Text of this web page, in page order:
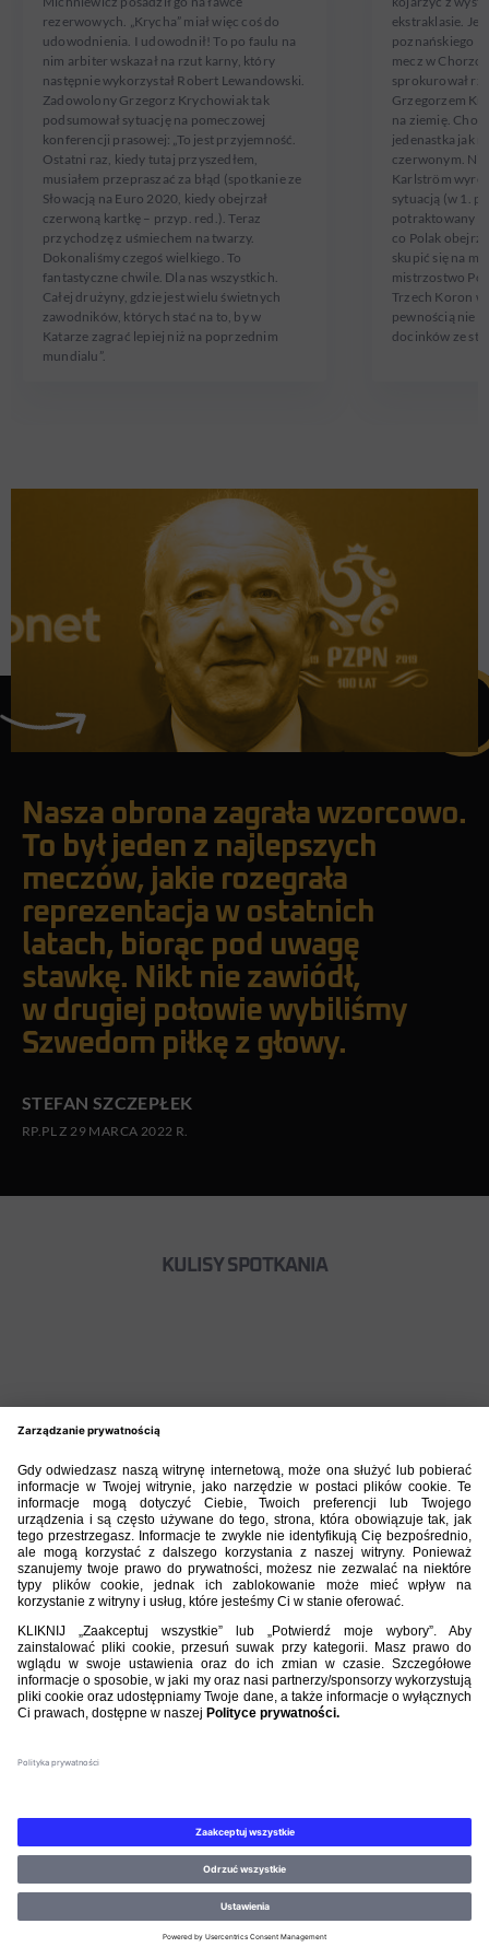
rezerwowych. „Krycha” miał więc coś do
udowodnienia. I udowodnił! To po faulu na
nim arbiter wskazał na rzut karny, który
następnie wykorzystał Robert Lewandowski.
Zadowolony Grzegorz Krychowiak tak
podsumował sytuację na pomeczowej
konferencji prasowej: „To jest przyjemność.
Ostatni raz, kiedy tutaj przyszedłem,
musiałem przepraszać za błąd (spotkanie ze
Słowacją na Euro 2020, kiedy obejrzał
czerwoną kartkę – przyp. red.). Teraz
przychodzę z uśmiechem na twarzy.
Dokonaliśmy czegoś wielkiego. To
fantastyczne chwile. Dla nas wszystkich.
Całej drużyny, gdzie jest wielu świetnych
zawodników, których stać na to, by w
Katarze zagrać lepiej niż na poprzednim
mundialu”.
ekstraklasie.
poznańskiego
mecz w
sprokurował
Grzegorzem
na ziemię.
jedenastka jak
czerwonym.
Karlström
sytuacją (w 1.
potraktowany
co Polak
skupić się na
mistrzostwo
Trzech Koron w
pewnością nie
docinków ze
Nasza obrona zagrała wzorcowo.
To był jeden z najlepszych
meczów, jakie rozegrała
reprezentacja w ostatnich
latach, biorąc pod uwagę
stawkę. Nikt nie zawiódł,
w drugiej połowie wybiliśmy
Szwedom piłkę z głowy.
STEFAN SZCZEPŁEK
RP.PL Z 29 MARCA 2022 R.
KULISY SPOTKANIA
Polska - Szwecja 2:0 (2022) Kierunek: Katar!
Gasnące światła na Stadionie Śląskim